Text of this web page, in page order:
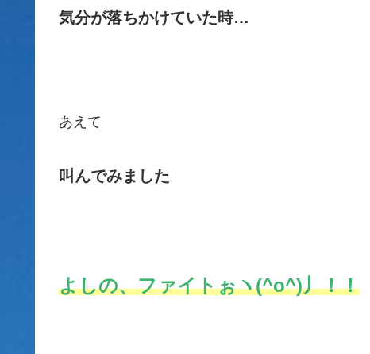
気分が落ちかけていた時…
あえて
叫んでみました
よしの、ファイトぉヽ(^o^)丿！！